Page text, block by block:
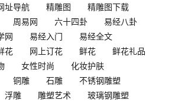
址导航 精雕图
精雕图下载
周易网 六十四卦
易经八卦
网 易经入门
易经全文
花 网上订花 鲜花
鲜花礼品
女性时尚
化妆护肤
铜雕 石雕
不锈钢雕塑
浮雕 雕塑艺术
玻璃钢雕塑